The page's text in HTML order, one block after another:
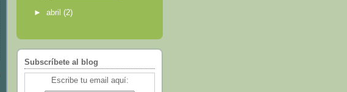
►abril(2)
Subscríbete al blog
Escribe tu email aquí: